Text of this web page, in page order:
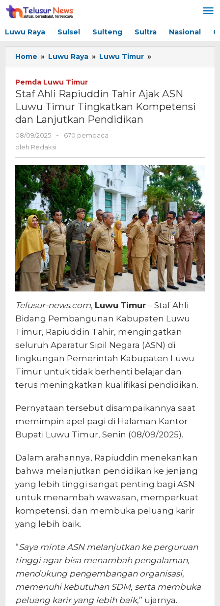
Lewati
ke
Luwu Raya Sulsel Sulteng Sultra Nasional
Home » Luwu Raya » Luwu Timur »
Ahli
Ajak
ASN
dan
Lanjutkan
Pendidikan
Pemda Luwu Timur
Staf Ahli Rapiuddin Tahir Ajak ASN
Luwu Timur Tingkatkan Kompetensi
dan Lanjutkan Pendidikan
08/09/2025
oleh
-
670 pembaca
oleh Redaksi
Telusur-news.com, Luwu Timur – Staf Ahli
Bidang Pembangunan Kabupaten Luwu
Timur, Rapiuddin Tahir, mengingatkan
seluruh Aparatur Sipil Negara (ASN) di
lingkungan Pemerintah Kabupaten Luwu
Timur untuk tidak berhenti belajar dan
terus meningkatkan kualifikasi pendidikan.
Pernyataan tersebut disampaikannya saat
memimpin apel pagi di Halaman Kantor
Bupati Luwu Timur, Senin (08/09/2025).
Dalam arahannya, Rapiuddin menekankan
bahwa melanjutkan pendidikan ke jenjang
yang lebih tinggi sangat penting bagi ASN
untuk menambah wawasan, memperkuat
kompetensi, dan membuka peluang karir
yang lebih baik.
“Saya minta ASN melanjutkan ke perguruan
tinggi agar bisa menambah pengalaman,
mendukung pengembangan organisasi,
memenuhi kebutuhan SDM, serta membuka
peluang karir yang lebih baik,” ujarnya.